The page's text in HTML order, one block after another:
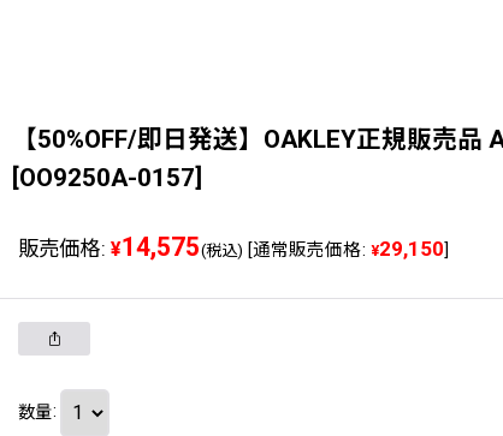
【50%OFF/即日発送】OAKLEY正規販売
[OO9250A-0157]
販売価格: ¥14,575(税込) [通常販売価格: ¥29,150]
数量: